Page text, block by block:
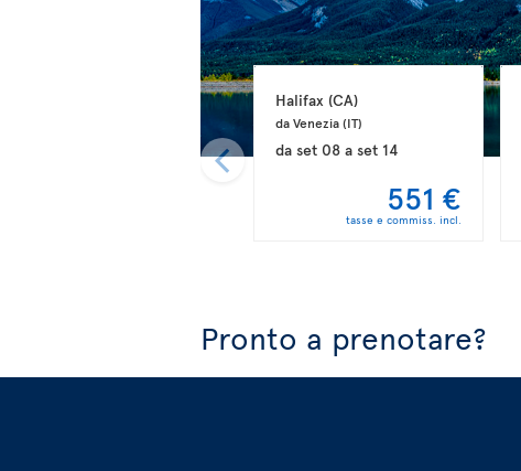
Halifax (CA)
da Venezia (IT)
da set 08a set 14
551 €
tasse e commiss. incl.
Pronto a prenotare?